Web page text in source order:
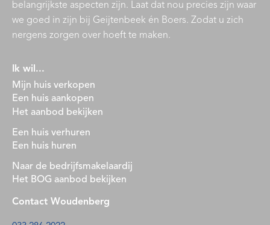
belangrijkste aspecten zijn. Laat dat nou precies zijn waar
we goed in zijn bij Geijtenbeek én Boers. Zodat u zich
nergens zorgen over hoeft te maken.
Ik wil...
Mijn huis verkopen
Een huis aankopen
Het aanbod bekijken
Een huis verhuren
Een huis huren
Naar de bedrijfsmakelaardij
Het BOG aanbod bekijken
Contact Woudenberg